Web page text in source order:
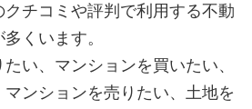
チコミや評判で利用する不動
くいます。
い、マンションを買いたい、
ンションを売りたい、土地を